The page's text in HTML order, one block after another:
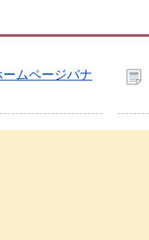
ムページバナ